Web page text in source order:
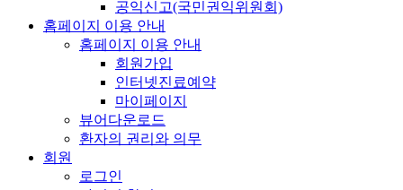
공익신고(국민권익위원회)
홈페이지 이용 안내
홈페이지 이용 안내
회원가입
인터넷진료예약
마이페이지
뷰어다운로드
환자의 권리와 의무
회원
로그인